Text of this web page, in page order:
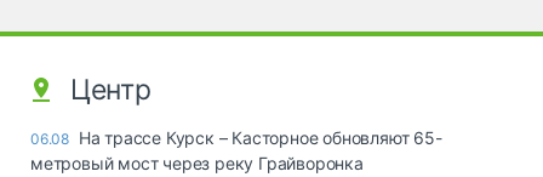
Центр
06.08 На трассе Курск – Касторное обновляют 65-
метровый мост через реку Грайворонка